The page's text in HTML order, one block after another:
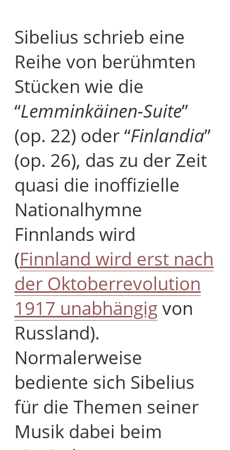
Sibelius schrieb eine
Reihe von berühmten
Stücken wie die
“Lemminkäinen-Suite”
(op. 22) oder “Finlandia”
(op. 26), das zu der Zeit
quasi die inoffizielle
Nationalhymne
Finnlands wird
(Finnland wird erst nach
der Oktoberrevolution
1917 unabhängigvon
Russland).
Normalerweise
bediente sich Sibelius
für die Themen seiner
Musik dabei beim